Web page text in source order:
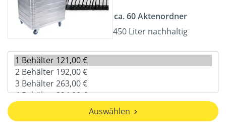
ca. 60 Aktenordner
450 Liter nachhaltig
Auswählen